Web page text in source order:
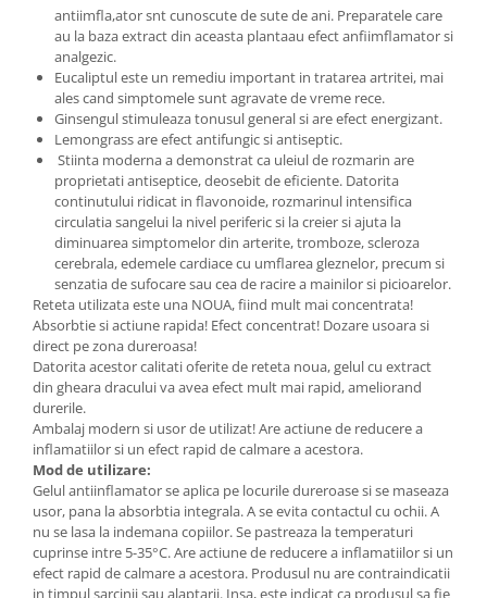
antiimfla,ator snt cunoscute de sute de ani. Preparatele care
au la baza extract din aceasta plantaau efect anfiimflamator si
analgezic.
Eucaliptul este un remediu important in tratarea artritei, mai
ales cand simptomele sunt agravate de vreme rece.
Ginsengul stimuleaza tonusul general si are efect energizant.
Lemongrass are efect antifungic si antiseptic.
Stiinta moderna a demonstrat ca uleiul de rozmarin are
proprietati antiseptice, deosebit de eficiente. Datorita
continutului ridicat in flavonoide, rozmarinul intensifica
circulatia sangelui la nivel periferic si la creier si ajuta la
diminuarea simptomelor din arterite, tromboze, scleroza
cerebrala, edemele cardiace cu umflarea gleznelor, precum si
senzatia de sufocare sau cea de racire a mainilor si picioarelor.
Reteta utilizata este una NOUA, fiind mult mai concentrata!
Absorbtie si actiune rapida! Efect concentrat! Dozare usoara si
direct pe zona dureroasa!
Datorita acestor calitati oferite de reteta noua, gelul cu extract
din gheara dracului va avea efect mult mai rapid, ameliorand
durerile.
Ambalaj modern si usor de utilizat! Are actiune de reducere a
inflamatiilor si un efect rapid de calmare a acestora.
Mod de utilizare:
Gelul antiinflamator se aplica pe locurile dureroase si se maseaza
usor, pana la absorbtia integrala. A se evita contactul cu ochii. A
nu se lasa la indemana copiilor. Se pastreaza la temperaturi
cuprinse intre 5-35°C. Are actiune de reducere a inflamatiilor si un
efect rapid de calmare a acestora. Produsul nu are contraindicatii